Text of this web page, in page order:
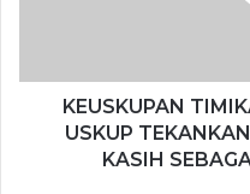
KEUSKUPAN
USKUP
KASIH